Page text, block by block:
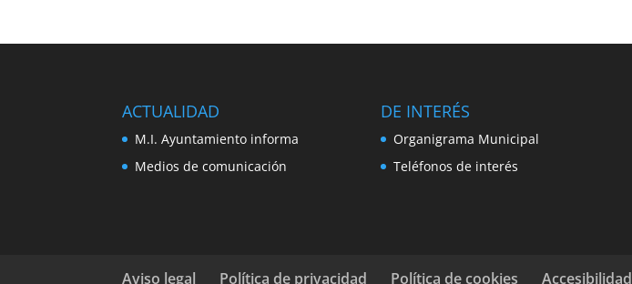
ACTUALIDAD
M.I. Ayuntamiento informa
Medios de comunicación
DE INTERÉS
Organigrama Municipal
Teléfonos de interés
Aviso legal Política de privacidad Política de cookies Accesibilidad